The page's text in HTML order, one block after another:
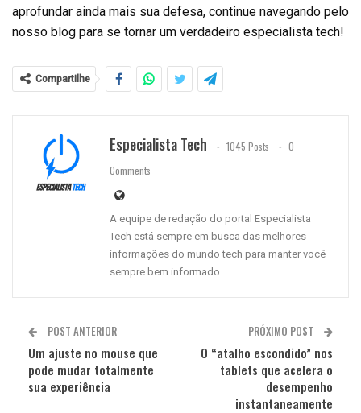
aprofundar ainda mais sua defesa, continue navegando pelo
nosso blog para se tornar um verdadeiro especialista tech!
Compartilhe
Especialista Tech 1045 Posts
0
Comments
A equipe de redação do portal Especialista
Tech está sempre em busca das melhores
informações do mundo tech para manter você
sempre bem informado.
POST ANTERIOR
Um ajuste no mouse que
pode mudar totalmente
sua experiência
PRÓXIMO POST
O “atalho escondido” nos
tablets que acelera o
desempenho
instantaneamente